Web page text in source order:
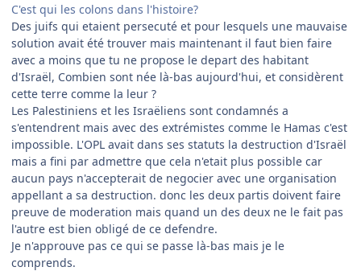
C'est qui les colons dans l'histoire?
Des juifs qui etaient persecuté et pour lesquels une mauvaise
solution avait été trouver mais maintenant il faut bien faire
avec a moins que tu ne propose le depart des habitant
d'Israël, Combien sont née là-bas aujourd'hui, et considèrent
cette terre comme la leur ?
Les Palestiniens et les Israëliens sont condamnés a
s'entendrent mais avec des extrémistes comme le Hamas c'est
impossible. L'OPL avait dans ses statuts la destruction d'Israël
mais a fini par admettre que cela n'etait plus possible car
aucun pays n'accepterait de negocier avec une organisation
appellant a sa destruction. donc les deux partis doivent faire
preuve de moderation mais quand un des deux ne le fait pas
l'autre est bien obligé de ce defendre.
Je n'approuve pas ce qui se passe là-bas mais je le
comprends.